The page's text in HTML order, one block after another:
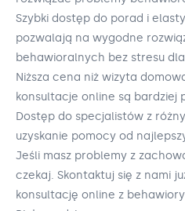
Szybki dostęp do porad i
pozwalają na wygodne
behawioralnych bez stresu
Niższa cena niż wizyta
konsultacje online są bardziej
Dostęp do specjalistów z
uzyskanie pomocy od
Jeśli masz problemy z
czekaj. Skontaktuj się z nami
konsultację online z